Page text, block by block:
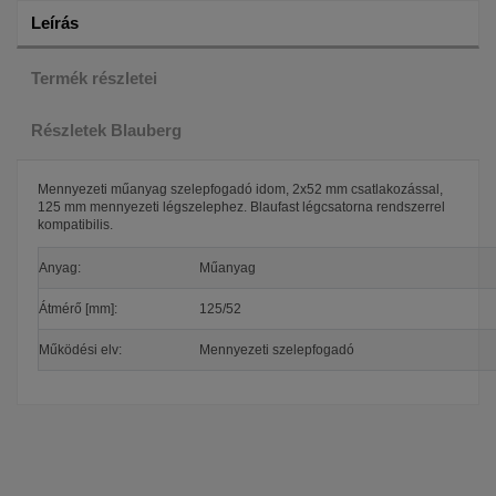
Leírás
Termék részletei
Részletek Blauberg
Mennyezeti műanyag szelepfogadó idom, 2x52 mm csatlakozással,
125 mm mennyezeti légszelephez. Blaufast légcsatorna rendszerrel
kompatibilis.
Anyag: Műanyag
Átmérő [mm]: 125/52
Működési elv: Mennyezeti szelepfogadó